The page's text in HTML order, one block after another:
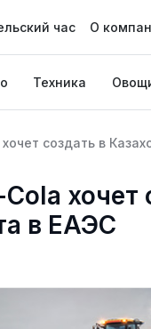
час О
Техника
создать в
хочет
в ЕАЭС